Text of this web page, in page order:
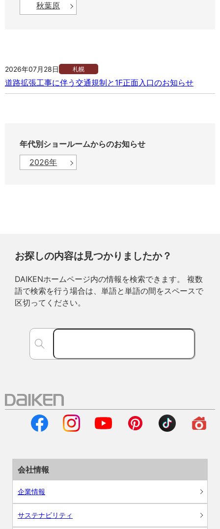
秋葉原
2026年07月28日 札幌
道路拡張工事に伴う交通規制と1F正面入口のお知らせ
年代別ショールームからのお知らせ
2026年
お探しの内容は見つかりましたか？
DAIKENホームページ内の情報を検索できます。 複数
語で検索を行う場合は、単語と単語の間をスペースで
区切ってください。
会社情報
企業情報
サステナビリティ